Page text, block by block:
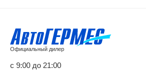
Официальный дилер
с 9:00 до 21:00